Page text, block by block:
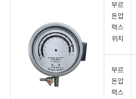
부르
돈압
력스
위치
부르
돈압
력스